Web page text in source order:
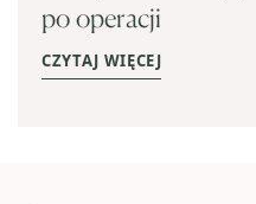
po operacji
CZYTAJ WIĘCEJ